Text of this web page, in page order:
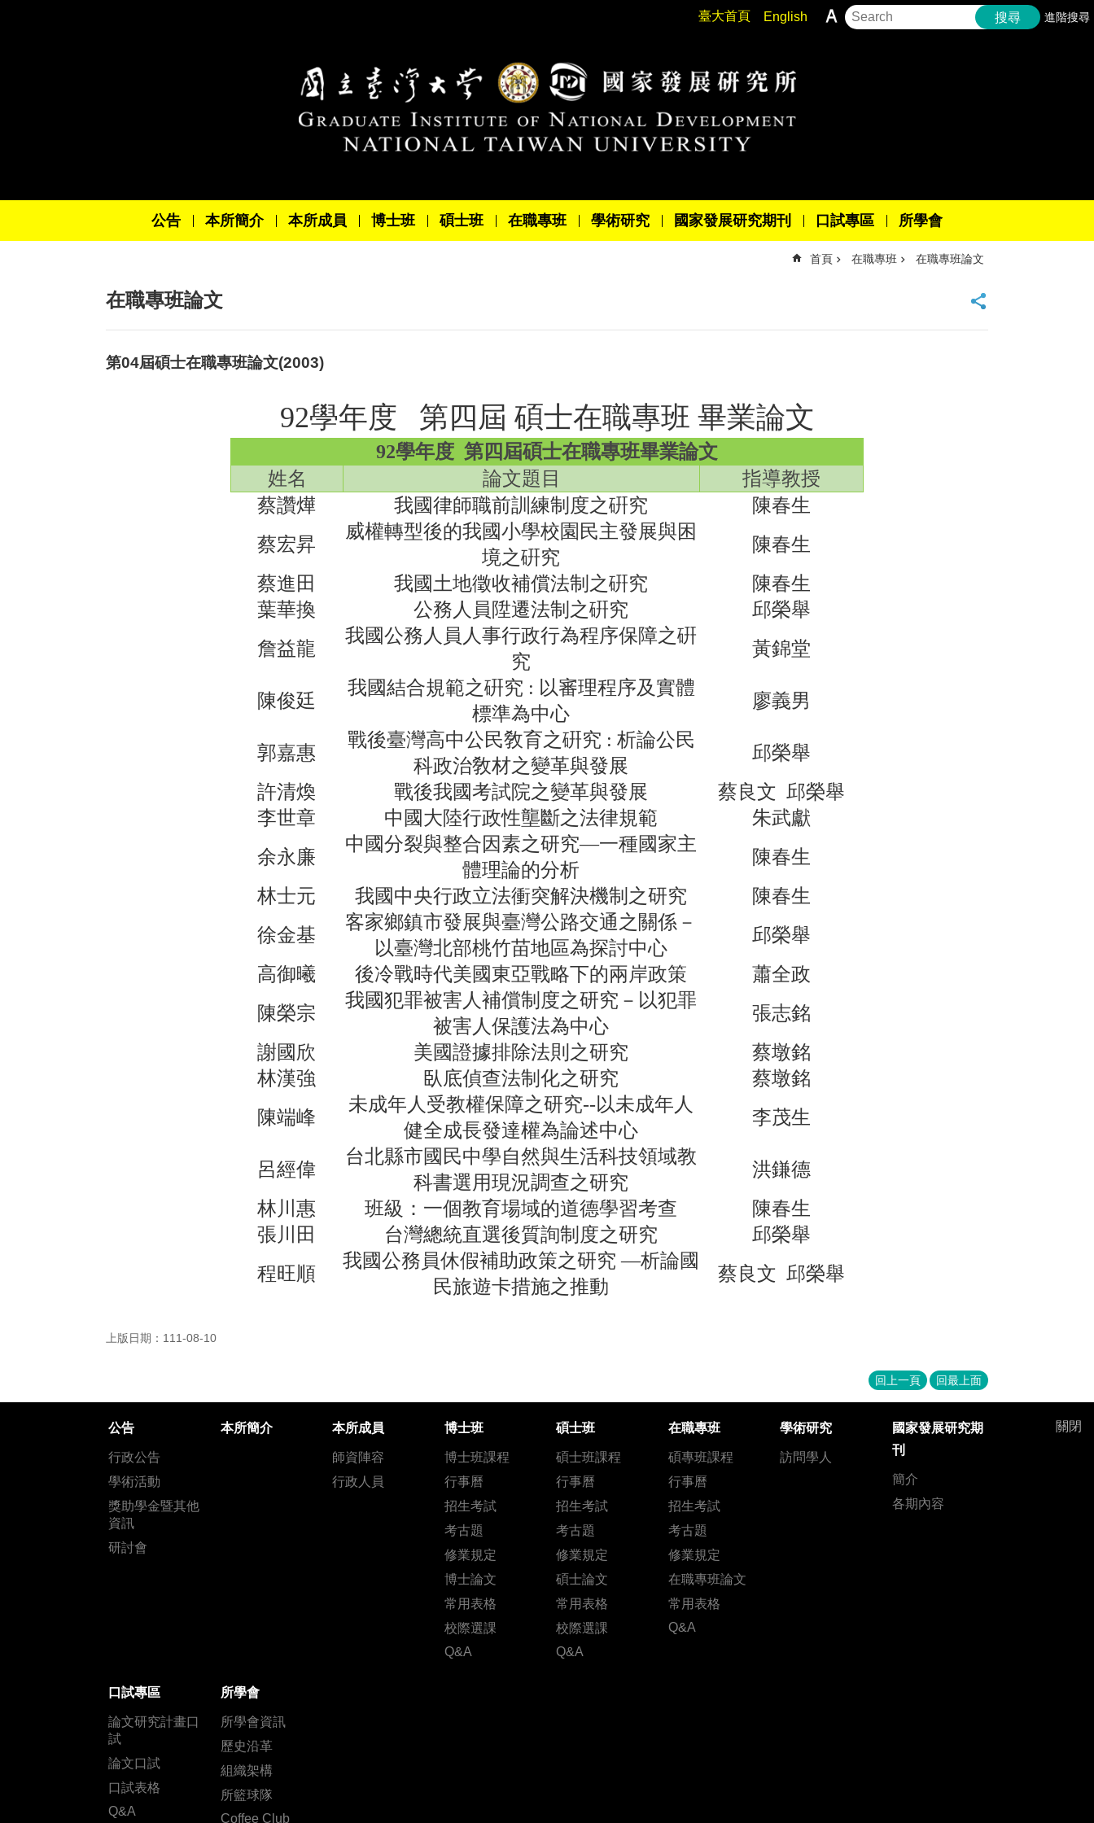
臺大首頁 English 搜尋 進階搜尋
公告 本所簡介 本所成員 博士班 碩士班 在職專班 學術研究 國家發展研究期刊 口試專區 所學會
首頁 在職專班 在職專班論文
在職專班論文
第04屆碩士在職專班論文(2003)
92學年度 第四屆 碩士在職專班 畢業論文
92學年度 第四屆碩士在職專班畢業論文
姓名
論文題目
指導教授
蔡讚燁
我國律師職前訓練制度之硏究
陳春生
蔡宏昇
威權轉型後的我國小學校園民主發展與困
境之硏究
陳春生
蔡進田
我國土地徵收補償法制之硏究
陳春生
葉華換
公務人員陞遷法制之硏究
邱榮舉
詹益龍
我國公務人員人事行政行為程序保障之硏
究
黃錦堂
陳俊廷
我國結合規範之硏究 : 以審理程序及實體
標準為中心
廖義男
郭嘉惠
戰後臺灣高中公民敎育之硏究 : 析論公民
科政治敎材之變革與發展
邱榮舉
許清煥
戰後我國考試院之變革與發展
蔡良文 邱榮舉
李世章
中國大陸行政性壟斷之法律規範
朱武獻
余永廉
中國分裂與整合因素之研究—一種國家主
體理論的分析
陳春生
林士元
我國中央行政立法衝突解決機制之研究
陳春生
徐金基
客家鄉鎮市發展與臺灣公路交通之關係－
以臺灣北部桃竹苗地區為探討中心
邱榮舉
高御曦
後冷戰時代美國東亞戰略下的兩岸政策
蕭全政
陳榮宗
我國犯罪被害人補償制度之研究－以犯罪
被害人保護法為中心
張志銘
謝國欣
美國證據排除法則之研究
蔡墩銘
林漢強
臥底偵查法制化之研究
蔡墩銘
陳端峰
未成年人受教權保障之研究--以未成年人
健全成長發達權為論述中心
李茂生
呂經偉
台北縣市國民中學自然與生活科技領域教
科書選用現況調查之研究
洪鎌德
林川惠
班級：一個教育場域的道德學習考查
陳春生
張川田
台灣總統直選後質詢制度之研究
邱榮舉
程旺順
我國公務員休假補助政策之研究 —析論國
民旅遊卡措施之推動
蔡良文 邱榮舉
上版日期：111-08-10
回上一頁 回最上面
關閉
公告
行政公告
學術活動
獎助學金暨其他
資訊
研討會
本所簡介 本所成員
師資陣容
行政人員
博士班
博士班課程
行事曆
招生考試
考古題
修業規定
博士論文
常用表格
校際選課
Q&A
碩士班
碩士班課程
行事曆
招生考試
考古題
修業規定
碩士論文
常用表格
校際選課
Q&A
在職專班
碩專班課程
行事曆
招生考試
考古題
修業規定
在職專班論文
常用表格
Q&A
學術研究
訪問學人
國家發展研究期
刊
簡介
各期內容
口試專區
論文研究計畫口
試
論文口試
口試表格
Q&A
所學會
所學會資訊
歷史沿革
組織架構
所籃球隊
Coffee Club